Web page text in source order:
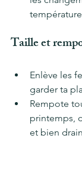
Taille et
Enlève les
garder ta
Rempote
printemps,
et bien